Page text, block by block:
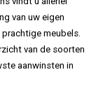
van uw eigen
meubels.
van de soorten
aanwinsten in